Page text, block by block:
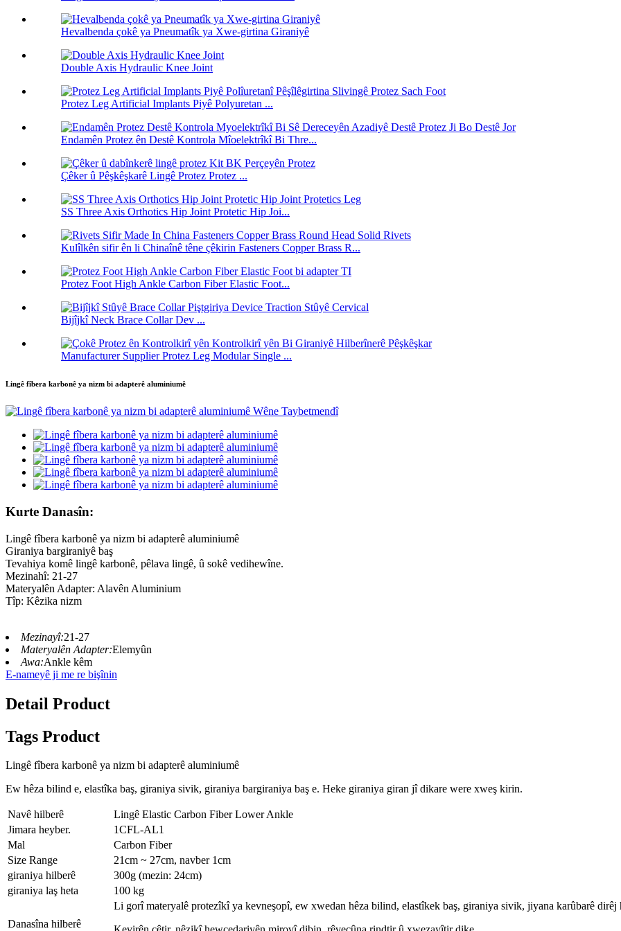
Hevalbenda çokê ya Pneumatîk ya Xwe-girtina Giraniyê
Double Axis Hydraulic Knee Joint
Protez Leg Artificial Implants Piyê Polyuretan ...
Endamên Protez ên Destê Kontrola Mîoelektrîkî Bi Thre...
Çêker û Pêşkêşkarê Lingê Protez Protez ...
SS Three Axis Orthotics Hip Joint Protetic Hip Joi...
Kulîlkên sifir ên li Chinaînê têne çêkirin Fasteners Copper Brass R...
Protez Foot High Ankle Carbon Fiber Elastic Foot...
Bijîjkî Neck Brace Collar Dev ...
Manufacturer Supplier Protez Leg Modular Single ...
Lingê fîbera karbonê ya nizm bi adapterê aluminiumê
Kurte Danasîn:
Lingê fîbera karbonê ya nizm bi adapterê aluminiumê
Giraniya bargiraniyê baş
Tevahiya komê lingê karbonê, pêlava lingê, û sokê vedihewîne.
Mezinahî: 21-27
Materyalên Adapter: Alavên Aluminium
Tîp: Kêzika nizm
Mezinayî:21-27
Materyalên Adapter:Elemyûn
Awa:Ankle kêm
E-nameyê ji me re bişînin
Detail Product
Tags Product
Lingê fîbera karbonê ya nizm bi adapterê aluminiumê
Ew hêza bilind e, elastîka baş, giraniya sivik, giraniya bargiraniya baş e. Heke giraniya giran jî dikare were xweş kirin.
Navê hilberê
Lingê Elastic Carbon Fiber Lower Ankle
Jimara heyber.
1CFL-AL1
Mal
Carbon Fiber
Size Range
21cm ~ 27cm, navber 1cm
giraniya hilberê
300g (mezin: 24cm)
giraniya laş heta
100 kg
Danasîna hilberê
Li gorî materyalê protezîkî ya kevneşopî, ew xwedan hêza bilind, elastîkek baş, giraniya sivik, jiyana karûbarê dirêj